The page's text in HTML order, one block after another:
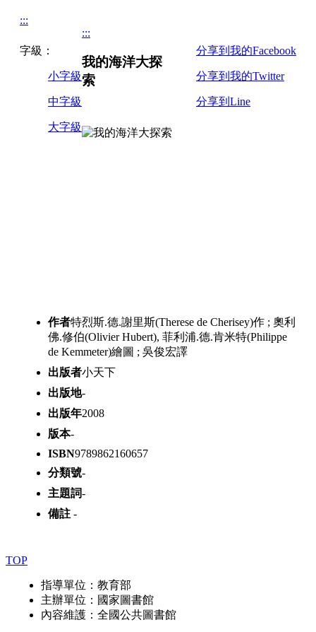
:::
字級：
小字級
中字級
大字級
分享到我的Facebook
分享到我的Twitter
分享到Line
:::
我的海洋大探
索
作者特烈斯.德.謝里斯(Therese de Cherisey)作 ; 奧利
佛.修伯(Olivier Hubert), 菲利浦.德.肯米特(Philippe
de Kemmeter)繪圖 ; 吳俊宏譯
出版者小天下
出版地-
出版年2008
版本-
ISBN9789862160657
分類號-
主題詞-
備註 -
TOP
指導單位：教育部
主辦單位：國家圖書館
內容維護：全國公共圖書館